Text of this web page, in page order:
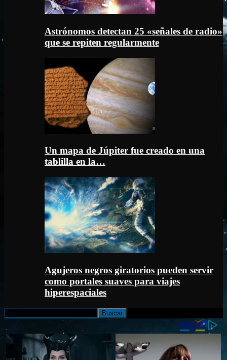
Astrónomos detectan 25 «señales de radio»
que se repiten regularmente
Un mapa de Júpiter fue creado en una
tablilla en la…
Agujeros negros giratorios pueden servir
como portales suaves para viajes
hiperespaciales